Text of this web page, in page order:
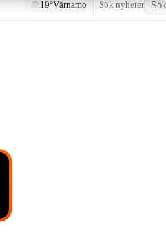
19°Värnamo Sök nyheter